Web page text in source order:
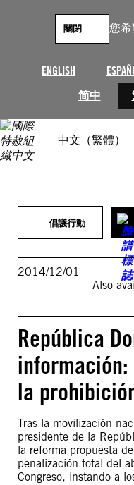
您
ENGLISH
简中
關閉
中文（繁體）
倡議行動
2014/12/01
Also
República
información:
la
Tras la movilización
presidente de la
la reforma propuesta
penalización total del
Congreso, instando a